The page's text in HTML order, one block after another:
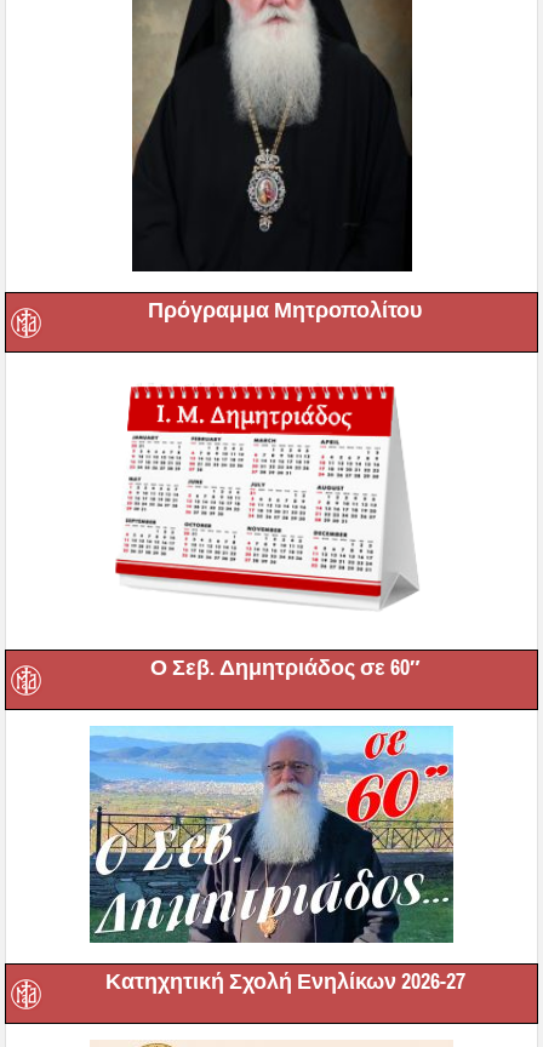
Πρόγραμμα Μητροπολίτου
Ο Σεβ. Δημητριάδος σε 60″
Κατηχητική Σχολή Ενηλίκων 2026-27